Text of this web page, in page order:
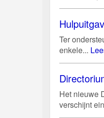
Ter
enkele...
Het nieuwe
verschijnt